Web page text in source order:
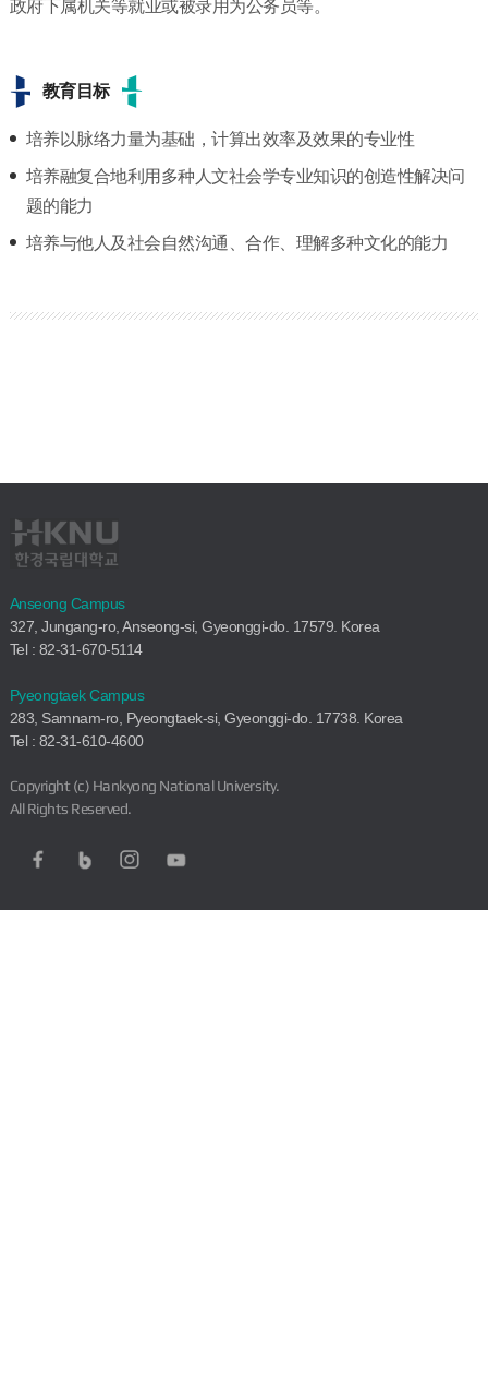
政府下属机关等就业或被录用为公务员等。
教育目标
培养以脉络力量为基础，计算出效率及效果的专业性
培养融复合地利用多种人文社会学专业知识的创造性解决问
题的能力
培养与他人及社会自然沟通、合作、理解多种文化的能力
Anseong Campus
327, Jungang-ro, Anseong-si, Gyeonggi-do. 17579. Korea
Tel : 82-31-670-5114
Pyeongtaek Campus
283, Samnam-ro, Pyeongtaek-si, Gyeonggi-do. 17738. Korea
Tel : 82-31-610-4600
Copyright (c) Hankyong National University.
All Rights Reserved.